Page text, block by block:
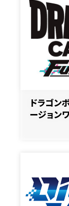
ドラゴン
ージョン
EX（小